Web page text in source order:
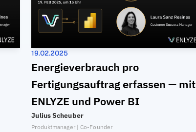
19.02.2025
Energieverbrauch pro
Fertigungsauftrag erfassen — mit
ENLYZE und Power BI
Julius Scheuber
Produktmanager | Co-Founder